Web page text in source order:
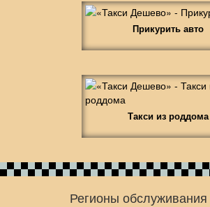
Прикурить авто
Такси из роддома
Регионы обслуживания